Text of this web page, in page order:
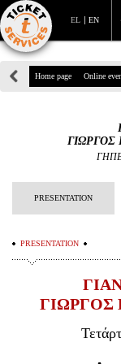
EN
EL
Home page Online
ΓΙΩΡΓΟΣ
PRESENTATION
PRESENTATION
ΓΙΩΡΓΟΣ